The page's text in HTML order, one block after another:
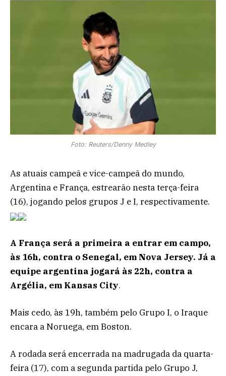
Foto: Reuters/Denny Medley
As atuais campeã e vice-campeã do mundo,
Argentina e França, estrearão nesta terça-feira
(16), jogando pelos grupos J e I, respectivamente.
A França será a primeira a entrar em campo,
às 16h, contra o Senegal, em Nova Jersey. Já a
equipe argentina jogará às 22h, contra a
Argélia, em Kansas City.
Mais cedo, às 19h, também pelo Grupo I, o Iraque
encara a Noruega, em Boston.
A rodada será encerrada na madrugada da quarta-
feira (17), com a segunda partida pelo Grupo J,